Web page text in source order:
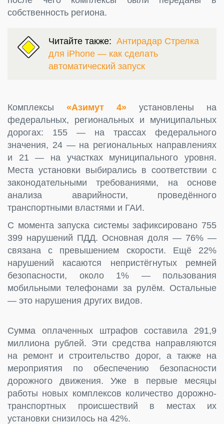
собственность региона.
Читайте также: Антирадар Стрелка
для iPhone — как сделать
автоматический запуск
Комплексы «Азимут 4» установлены на
федеральных, региональных и муниципальных
дорогах: 155 — на трассах федерального
значения, 24 — на региональных направлениях
и 21 — на участках муниципального уровня.
Места установки выбирались в соответствии с
законодательными требованиями, на основе
анализа аварийности, проведённого
транспортными властями и ГАИ.
С момента запуска системы зафиксировано 755
399 нарушений ПДД. Основная доля — 76% —
связана с превышением скорости. Ещё 22%
нарушений касаются непристёгнутых ремней
безопасности, около 1% — пользования
мобильными телефонами за рулём. Остальные
— это нарушения других видов.
Сумма оплаченных штрафов составила 291,9
миллиона рублей. Эти средства направляются
на ремонт и строительство дорог, а также на
мероприятия по обеспечению безопасности
дорожного движения. Уже в первые месяцы
работы новых комплексов количество дорожно-
транспортных происшествий в местах их
установки снизилось на 42%.